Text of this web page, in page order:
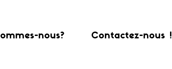
nous? Contactez-nous !